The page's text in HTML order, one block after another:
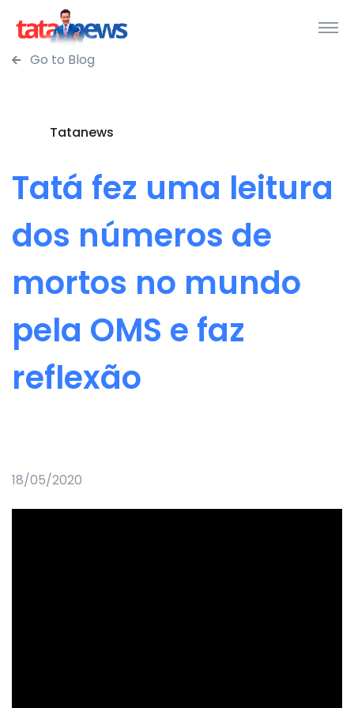
Go to Blog
Tatanews
Tatá fez uma leitura
dos números de
mortos no mundo
pela OMS e faz
reflexão
18/05/2020